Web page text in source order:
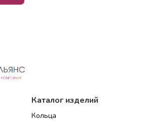
Каталог изделий
Кольца